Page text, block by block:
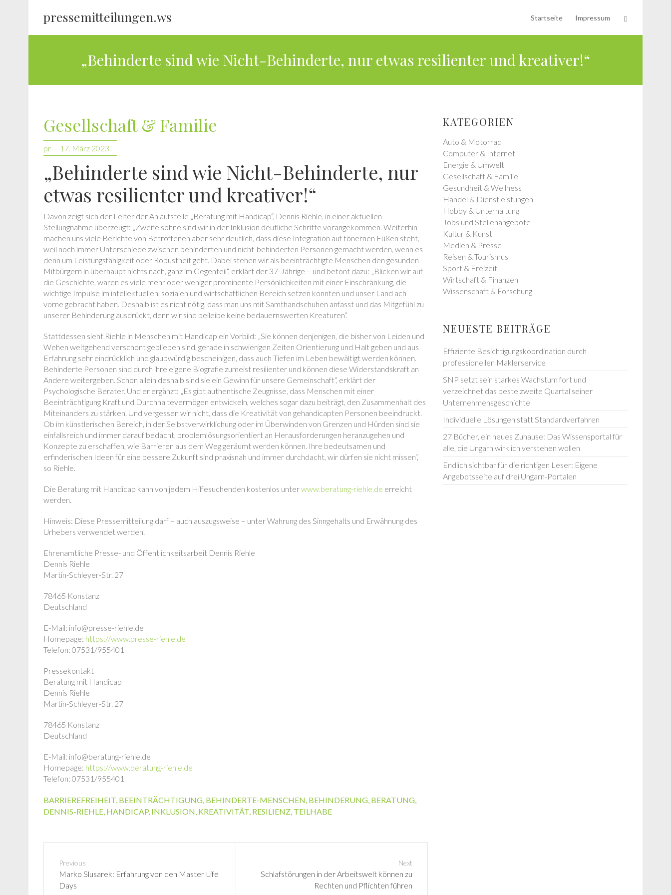
pressemitteilungen.ws Startseite Impressum
„Behinderte sind wie Nicht-Behinderte, nur etwas resilienter und kreativer!“
Gesellschaft & Familie
pr 17. März 2023
„Behinderte sind wie Nicht-Behinderte, nur
etwas resilienter und kreativer!“
Davon zeigt sich der Leiter der Anlaufstelle „Beratung mit Handicap“, Dennis Riehle, in einer aktuellen
Stellungnahme überzeugt: „Zweifelsohne sind wir in der Inklusion deutliche Schritte vorangekommen. Weiterhin
machen uns viele Berichte von Betroffenen aber sehr deutlich, dass diese Integration auf tönernen Füßen steht,
weil noch immer Unterschiede zwischen behinderten und nicht-behinderten Personen gemacht werden, wenn es
denn um Leistungsfähigkeit oder Robustheit geht. Dabei stehen wir als beeinträchtigte Menschen den gesunden
Mitbürgern in überhaupt nichts nach, ganz im Gegenteil“, erklärt der 37-Jährige – und betont dazu: „Blicken wir auf
die Geschichte, waren es viele mehr oder weniger prominente Persönlichkeiten mit einer Einschränkung, die
wichtige Impulse im intellektuellen, sozialen und wirtschaftlichen Bereich setzen konnten und unser Land ach
vorne gebracht haben. Deshalb ist es nicht nötig, dass man uns mit Samthandschuhen anfasst und das Mitgefühl zu
unserer Behinderung ausdrückt, denn wir sind beileibe keine bedauernswerten Kreaturen“.
Stattdessen sieht Riehle in Menschen mit Handicap ein Vorbild: „Sie können denjenigen, die bisher von Leiden und
Wehen weitgehend verschont geblieben sind, gerade in schwierigen Zeiten Orientierung und Halt geben und aus
Erfahrung sehr eindrücklich und glaubwürdig bescheinigen, dass auch Tiefen im Leben bewältigt werden können.
Behinderte Personen sind durch ihre eigene Biografie zumeist resilienter und können diese Widerstandskraft an
Andere weitergeben. Schon allein deshalb sind sie ein Gewinn für unsere Gemeinschaft“, erklärt der
Psychologische Berater. Und er ergänzt: „Es gibt authentische Zeugnisse, dass Menschen mit einer
Beeinträchtigung Kraft und Durchhaltevermögen entwickeln, welches sogar dazu beiträgt, den Zusammenhalt des
Miteinanders zu stärken. Und vergessen wir nicht, dass die Kreativität von gehandicapten Personen beeindruckt.
Ob im künstlerischen Bereich, in der Selbstverwirklichung oder im Überwinden von Grenzen und Hürden sind sie
einfallsreich und immer darauf bedacht, problemlösungsorientiert an Herausforderungen heranzugehen und
Konzepte zu erschaffen, wie Barrieren aus dem Weg geräumt werden können. Ihre bedeutsamen und
erfinderischen Ideen für eine bessere Zukunft sind praxisnah und immer durchdacht, wir dürfen sie nicht missen“,
so Riehle.
Die Beratung mit Handicap kann von jedem Hilfesuchenden kostenlos unterwww.beratung-riehle.de erreicht
werden.
Hinweis: Diese Pressemitteilung darf – auch auszugsweise – unter Wahrung des Sinngehalts und Erwähnung des
Urhebers verwendet werden.
Ehrenamtliche Presse- und Öffentlichkeitsarbeit Dennis Riehle
Dennis Riehle
Martin-Schleyer-Str. 27
78465 Konstanz
Deutschland
E-Mail: info@presse-riehle.de
Homepage: https://www.presse-riehle.de
Telefon: 07531/955401
Pressekontakt
Beratung mit Handicap
Dennis Riehle
Martin-Schleyer-Str. 27
78465 Konstanz
Deutschland
E-Mail: info@beratung-riehle.de
Homepage: https://www.beratung-riehle.de
Telefon: 07531/955401
BARRIEREFREIHEIT, BEEINTRÄCHTIGUNG, BEHINDERTE-MENSCHEN, BEHINDERUNG, BERATUNG,
DENNIS-RIEHLE, HANDICAP, INKLUSION, KREATIVITÄT, RESILIENZ, TEILHABE
Previous
P
r
Marko Slusarek: Erfahrung von den Master Life
Days
Next
Schlafstörungen in der Arbeitswelt können zu
Rechten und Pflichten führen
KATEGORIEN
Auto & Motorrad
Computer & Internet
Energie & Umwelt
Gesellschaft & Familie
Gesundheit & Wellness
Handel & Dienstleistungen
Hobby & Unterhaltung
Jobs und Stellenangebote
Kultur & Kunst
Medien & Presse
Reisen & Tourismus
Sport & Freizeit
Wirtschaft & Finanzen
Wissenschaft & Forschung
NEUESTE BEITRÄGE
Effiziente Besichtigungskoordination durch
professionellen Maklerservice
SNP setzt sein starkes Wachstum fort und
verzeichnet das beste zweite Quartal seiner
Unternehmensgeschichte
Individuelle Lösungen statt Standardverfahren
27 Bücher, ein neues Zuhause: Das Wissensportal für
alle, die Ungarn wirklich verstehen wollen
Endlich sichtbar für die richtigen Leser: Eigene
Angebotsseite auf drei Ungarn-Portalen